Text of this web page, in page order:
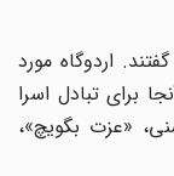
اردوگاه مورد
برای تبادل اسرا
«عزت بگویچ»،